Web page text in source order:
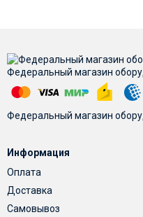
Федеральный магазин
Федеральный магазин
Информация
Оплата
Доставка
Самовывоз